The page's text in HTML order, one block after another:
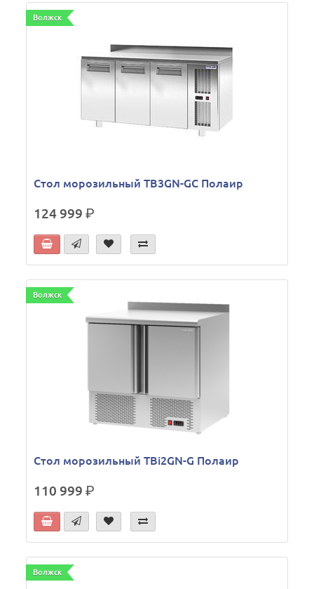
Волжск
Стол морозильный TB3GN-GС Полаир
124 999р.
Волжск
Стол морозильный TBi2GN-G Полаир
110 999р.
Волжск